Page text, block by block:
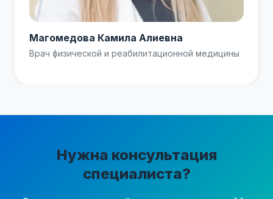
Магомедова Камила Алиевна
Врач физической и реабилитационной медицины
Нужна консультация
специалиста?